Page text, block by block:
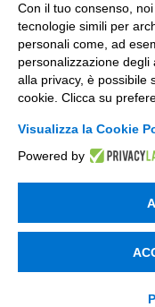
Innovazione di
Digital Marketing
Data & BI
Trasformazione
Compliance
Soluzioni Digitali
Smart Factory
Con il tuo consenso,
tecnologie simili per
personali come, ad
personalizzazione
alla privacy, è possibile
cookie. Clicca su
Visualizza la Cookie
Powered by